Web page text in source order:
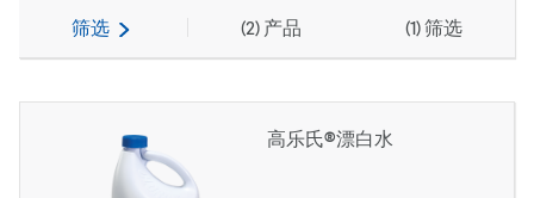
筛选 (2) 产品 (1) 筛选
高乐氏®漂白水